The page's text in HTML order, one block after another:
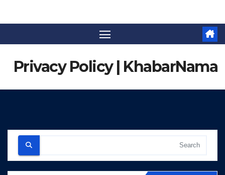
Privacy Policy | KhabarNama